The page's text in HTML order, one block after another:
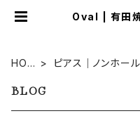
Oval | 有田焼
HOM
ピアス｜ノンホー
BLOG